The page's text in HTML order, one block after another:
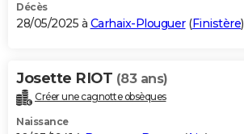
Décès
28/05/2025 à Carhaix-Plouguer(Finistère)
Josette RIOT (83 ans)
Créer une cagnotte obsèques
Naissance